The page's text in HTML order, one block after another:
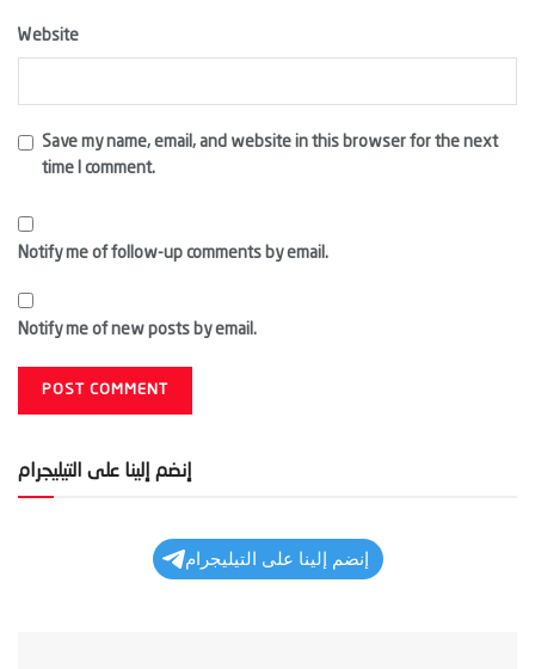
Website
Save my name, email, and website in this browser for the next
time I comment.
Notify me of follow-up comments by email.
Notify me of new posts by email.
إنضم إلينا على التيليجرام
إنضم إلينا على التيليجرام